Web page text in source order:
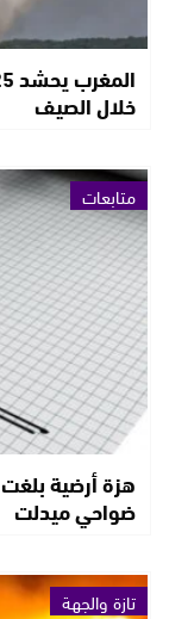
خلال الصيف
متابعات
ضواحي ميدلت
تازة والجهة